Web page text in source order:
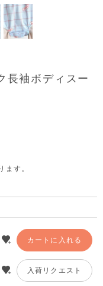
長袖ボディスー
す。
カートに入れる
入荷リクエスト